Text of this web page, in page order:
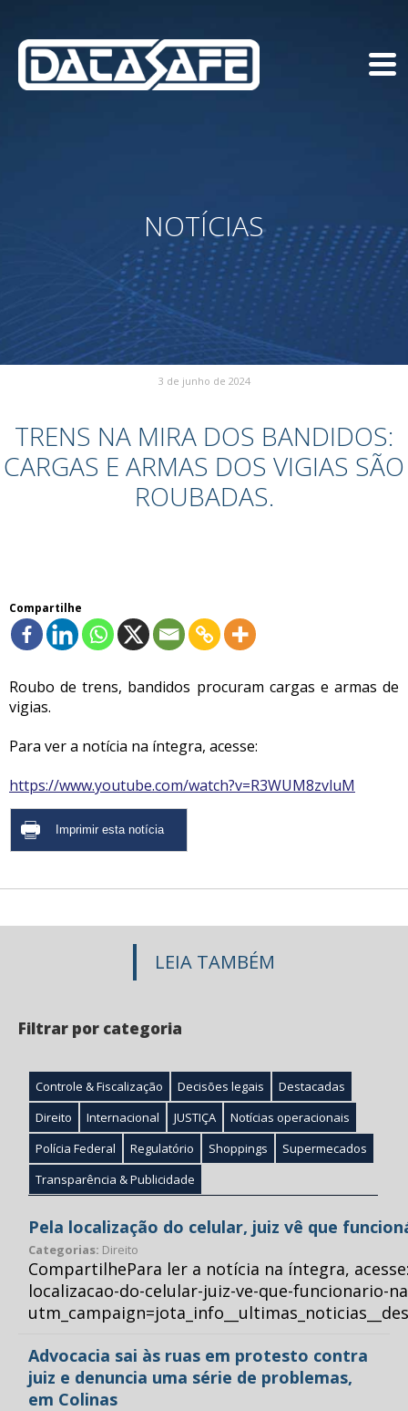
NOTÍCIAS
3 de junho de 2024
TRENS NA MIRA DOS BANDIDOS:
CARGAS E ARMAS DOS VIGIAS SÃO
ROUBADAS.
Compartilhe
Roubo de trens, bandidos procuram cargas e armas de
vigias.
Para ver a notícia na íntegra, acesse:
https://www.youtube.com/watch?v=R3WUM8zvluM
LEIA TAMBÉM
Filtrar por categoria
Controle & Fiscalização Decisões legais
Destacadas
Direito
Internacional JUSTIÇA
Notícias operacionais
Polícia Federal
Regulatório Shoppings
Supermecados
Transparência & Publicidade
Pela localização do celular, juiz vê que
Categorias: Direito
CompartilhePara ler a notícia na íntegra,
localizacao-do-celular-juiz-ve-que-funcionario-
Advocacia sai às ruas em protesto contra
juiz e denuncia uma série de problemas,
em Colinas